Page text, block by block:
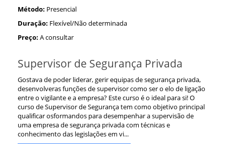
Método: Presencial
Duração: Flexível/Não determinada
Preço: A consultar
Supervisor de Segurança Privada
Gostava de poder liderar, gerir equipas de segurança privada,
desenvolveras funções de supervisor como ser o elo de ligação
entre o vigilante e a empresa? Este curso é o ideal para si! O
curso de Supervisor de Segurança tem como objetivo principal
qualificar osformandos para desempenhar a supervisão de
uma empresa de segurança privada com técnicas e
conhecimento das legislações em vi...